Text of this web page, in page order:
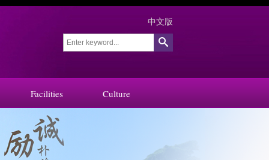
中文版
Facilities Culture